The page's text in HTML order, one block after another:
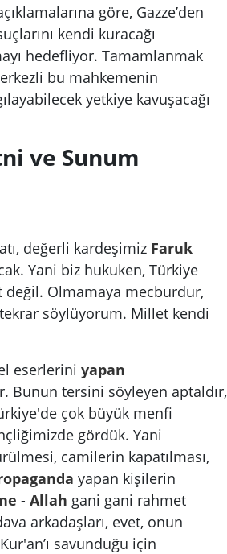
göre, Gazze’den
kendi kuracağı
hedefliyor. Tamamlanmak
bu mahkemenin
yetkiye kavuşacağı
ve Sunum
değerli kardeşimiz Faruk
Yani biz hukuken, Türkiye
Olmamaya mecburdur,
söylüyorum. Millet kendi
eserlerini yapan
Bunun tersini söyleyen aptaldır,
çok büyük menfi
gördük. Yani
camilerin kapatılması,
yapan kişilerin
- Allah gani gani rahmet
arkadaşları, evet, onun
savunduğu için